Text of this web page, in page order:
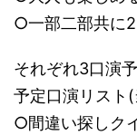
○一部二部共に
それぞれ3口演
予定口演リスト
○間違い探しク